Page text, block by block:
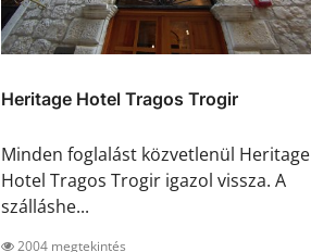
Heritage Hotel Tragos Trogir
Minden foglalást közvetlenül Heritage
Hotel Tragos Trogir igazol vissza. A
szálláshe...
2004 megtekintés